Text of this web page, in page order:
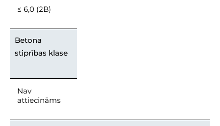
≤ 6,0 (2B)
Betona
stiprības klase
Nav
attiecināms